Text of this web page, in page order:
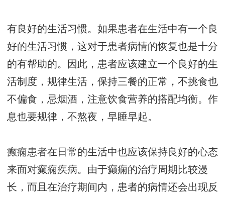
有良好的生活习惯。如果患者在生活中有一个良
好的生活习惯，这对于患者病情的恢复也是十分
的有帮助的。因此，患者应该建立一个良好的生
活制度，规律生活，保持三餐的正常，不挑食也
不偏食，忌烟酒，注意饮食营养的搭配均衡。作
息也要规律，不熬夜，早睡早起。
癫痫患者在日常的生活中也应该保持良好的心态
来面对癫痫疾病。由于癫痫的治疗周期比较漫
长，而且在治疗期间内，患者的病情还会出现反